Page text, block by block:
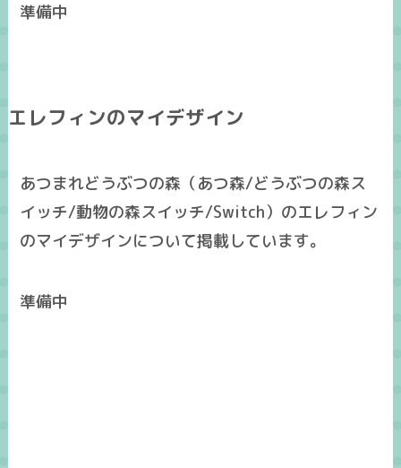
準備中
エレフィンのマイデザイン
あつまれどうぶつの森（あつ森/どうぶつの森ス
イッチ/動物の森スイッチ/Switch）のエレフィン
のマイデザインについて掲載しています。
準備中